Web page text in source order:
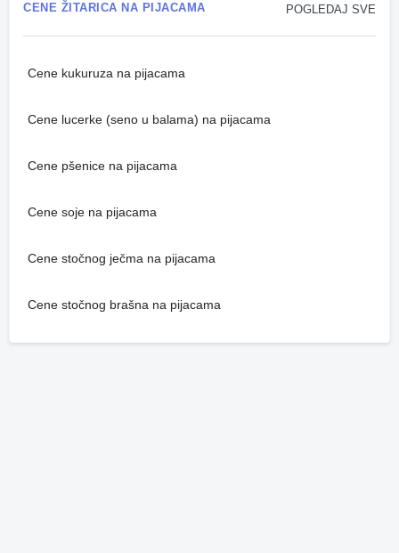
POGLEDAJ SVE
CENE ŽITARICA NA PIJACAMA
Cene kukuruza na pijacama
Cene lucerke (seno u balama) na pijacama
Cene pšenice na pijacama
Cene soje na pijacama
Cene stočnog ječma na pijacama
Cene stočnog brašna na pijacama